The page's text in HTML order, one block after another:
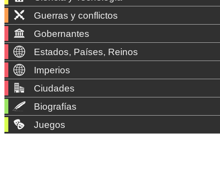
Guerras y conflictos
Gobernantes
Estados, Países, Reinos
Imperios
Ciudades
Biografías
Juegos